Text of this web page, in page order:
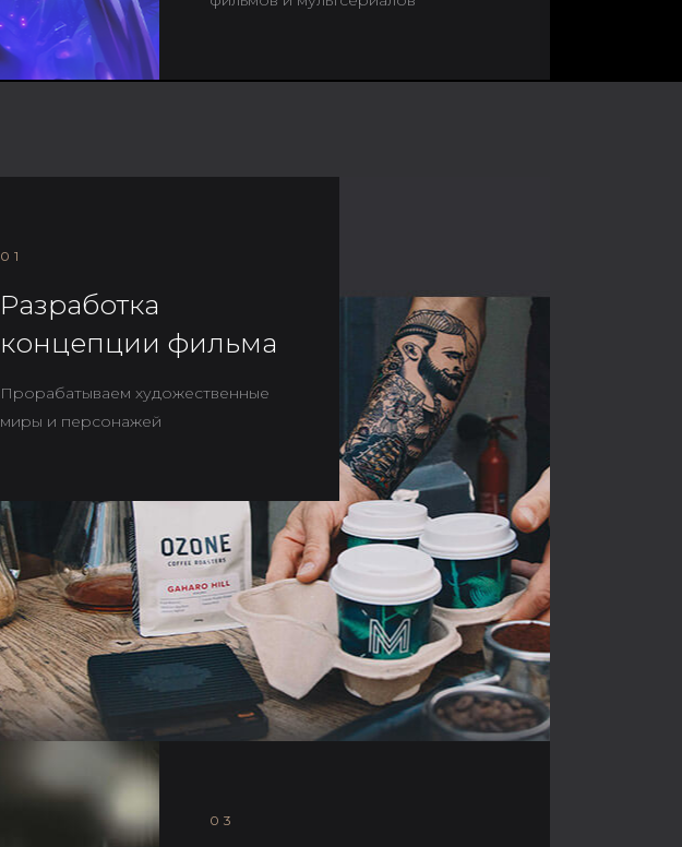
01
Разработка
концепции фильма
Прорабатываем художественные
миры и персонажей
03